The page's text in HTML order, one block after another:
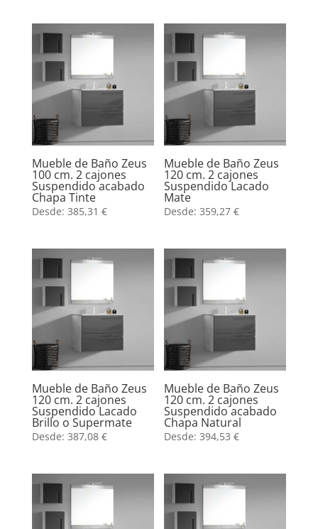
Mueble de Baño Zeus
100 cm. 2 cajones
Suspendido acabado
Chapa Tinte
Desde: 385,31 €
Mueble de Baño Zeus
120 cm. 2 cajones
Suspendido Lacado
Mate
Desde:359,27€
Mueble de Baño Zeus
120 cm. 2 cajones
Suspendido Lacado
Brillo o Supermate
Desde: 387,08 €
Mueble de Baño Zeus
120 cm. 2 cajones
Suspendido acabado
Chapa Natural
Desde:394,53€